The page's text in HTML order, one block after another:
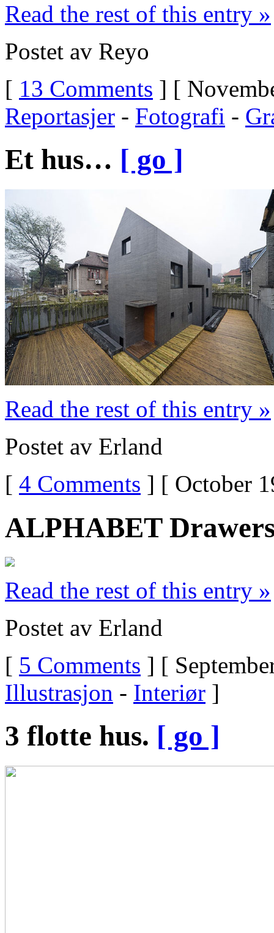
Read the rest of this entry »
Postet av Reyo
[ 13 Comments ] [
Reportasjer - Fotografi -
Et hus… [ go ]
Read the rest of this entry »
Postet av Erland
[ 4 Comments ] [ October
ALPHABET
Read the rest of this entry »
Postet av Erland
[ 5 Comments ] [
Illustrasjon - Interiør ]
3 flotte hus. [ go ]